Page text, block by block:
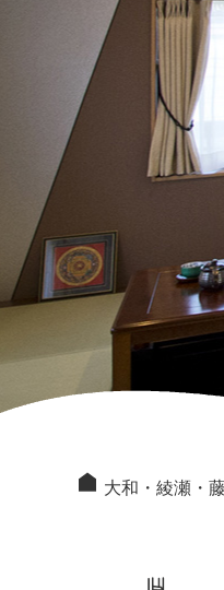
大和・綾瀬・